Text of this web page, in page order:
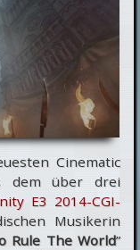
Cinematic
dem über drei
E3 2014-CGI-
Musikerin
Rule The World”